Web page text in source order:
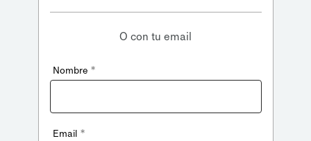
O con tu email
Nombre *
Email *